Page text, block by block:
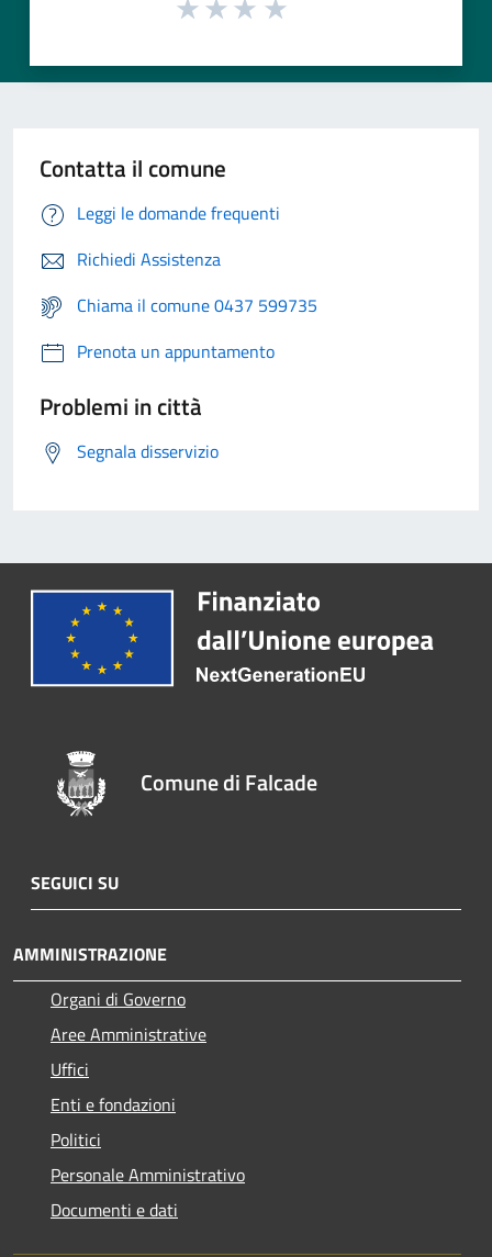
Contatta il comune
Leggi le domande frequenti
Richiedi Assistenza
Chiama il comune 0437 599735
Prenota un appuntamento
Problemi in città
Segnala disservizio
Comune di Falcade
SEGUICI SU
AMMINISTRAZIONE
Organi di Governo
Aree Amministrative
Uffici
Enti e fondazioni
Politici
Personale Amministrativo
Documenti e dati